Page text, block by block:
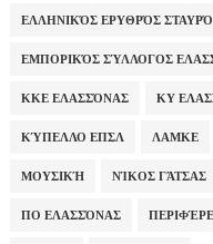
ΕΛΛΗΝΙΚΌΣ ΕΡΥΘΡΌΣ
ΕΜΠΟΡΙΚΌΣ ΣΎΛΛΟΓΟΣ
ΚΚΕ ΕΛΑΣΣΌΝΑΣ ΚΥ
ΚΎΠΕΛΛΟ ΕΠΣΛ ΛΑΜΚΕ
ΜΟΥΣΙΚΉ ΝΊΚΟΣ ΓΆΤΣΑΣ
ΠΟ ΕΛΑΣΣΌΝΑΣ